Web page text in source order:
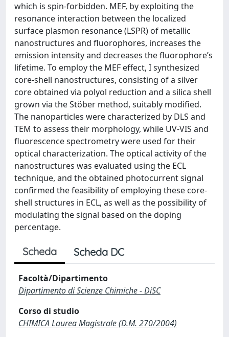
which is spin-forbidden. MEF, by exploiting the
resonance interaction between the localized
surface plasmon resonance (LSPR) of metallic
nanostructures and fluorophores, increases the
emission intensity and decreases the fluorophore’s
lifetime. To employ the MEF effect, I synthesized
core-shell nanostructures, consisting of a silver
core obtained via polyol reduction and a silica shell
grown via the Stöber method, suitably modified.
The nanoparticles were characterized by DLS and
TEM to assess their morphology, while UV-VIS and
fluorescence spectrometry were used for their
optical characterization. The optical activity of the
nanostructures was evaluated using the ECL
technique, and the obtained photocurrent signal
confirmed the feasibility of employing these core-
shell structures in ECL, as well as the possibility of
modulating the signal based on the doping
percentage.
Scheda Scheda DC
Facoltà/Dipartimento
Dipartimento di Scienze Chimiche - DiSC
Corso di studio
CHIMICA Laurea Magistrale (D.M. 270/2004)